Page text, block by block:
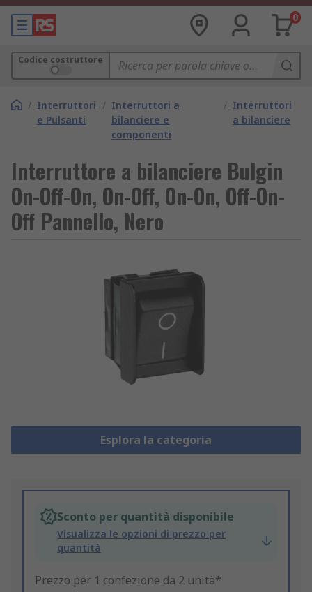
0
Codice costruttore
/ Interruttori
e Pulsanti
/ Interruttori a
bilanciere e
componenti
/ Interruttori
a bilanciere
Interruttore a bilanciere Bulgin
On-Off-On, On-Off, On-On, Off-On-
Off Pannello, Nero
Esplora la categoria
Sconto per quantità disponibile
Visualizza le opzioni di prezzo per
quantità
Prezzo per 1 confezione da 2 unità*